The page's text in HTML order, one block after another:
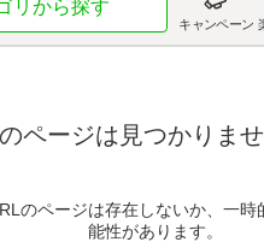
リから探す
キャンペーン
ページは見つかりませ
のページは存在しないか、一時
能性があります。